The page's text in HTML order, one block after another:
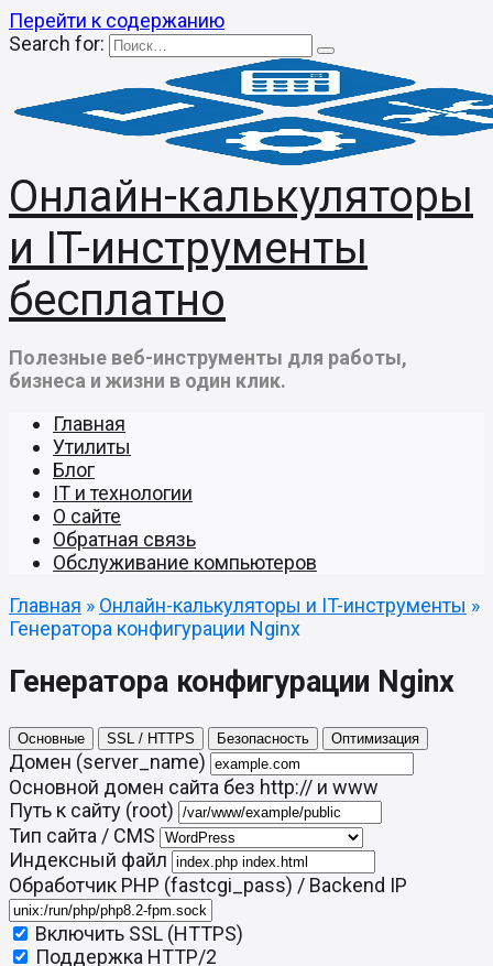
Перейти к содержанию
Search for:
Онлайн-калькуляторы
и IT-инструменты
бесплатно
Полезные веб-инструменты для работы,
бизнеса и жизни в один клик.
Главная
Утилиты
Блог
IT и технологии
О сайте
Обратная связь
Обслуживание компьютеров
Главная » Онлайн-калькуляторы и IT-инструменты »
Генератора конфигурации Nginx
Генератора конфигурации Nginx
Основные SSL / HTTPS Безопасность Оптимизация
Домен (server_name)
Основной домен сайта без http:// и www
Путь к сайту (root)
Тип сайта / CMS
Индексный файл
Обработчик PHP (fastcgi_pass) / Backend IP
Включить SSL (HTTPS)
Поддержка HTTP/2